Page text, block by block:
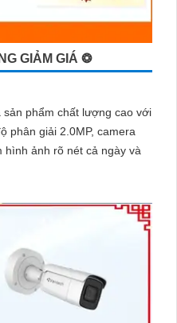
GIẢM GIÁ ❂
sản phẩm chất lượng cao với
hình ảnh rõ nét cả ngày và